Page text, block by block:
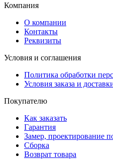
Компания
О компании
Контакты
Реквизиты
Условия и соглашения
Политика обработки
Условия заказа и
Покупателю
Как заказать
Гарантия
Замер, проектирование
Сборка
Возврат товара